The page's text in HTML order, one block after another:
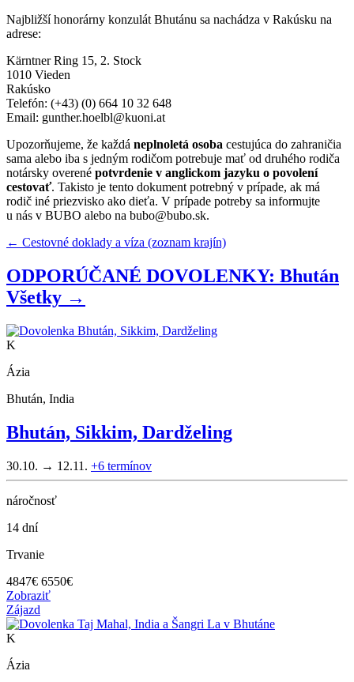
Najbližší honorárny konzulát Bhutánu sa nachádza v Rakúsku na
adrese:
Kärntner Ring 15, 2. Stock
1010 Vieden
Rakúsko
Telefón: (+43) (0) 664 10 32 648
Email: gunther.hoelbl@kuoni.at
Upozorňujeme, že každá neplnoletá osoba cestujúca do zahraničia
sama alebo iba s jedným rodičom potrebuje mať od druhého rodiča
notársky overené potvrdenie v anglickom jazyku o povolení
cestovať. Takisto je tento dokument potrebný v prípade, ak má
rodič iné priezvisko ako dieťa. V prípade potreby sa informujte
u nás v BUBO alebo na bubo@bubo.sk.
← Cestovné doklady a víza (zoznam krajín)
ODPORÚČANÉ DOVOLENKY: Bhután
Všetky →
K
Ázia
Bhután, India
Bhután, Sikkim, Dardželing
30.10. → 12.11. +6 termínov
náročnosť
14 dní
Trvanie
4847€ 6550€
Zobraziť
Zájazd
K
Ázia